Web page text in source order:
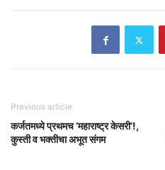
Previous article
कर्जतमध्ये प्रथमच ‘महाराष्ट्र केसरी’!,
कुस्ती व भक्तीचा अभूत संगम